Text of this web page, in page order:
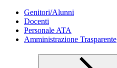
Genitori/Alunni
Docenti
Personale ATA
Amministrazione Trasparente